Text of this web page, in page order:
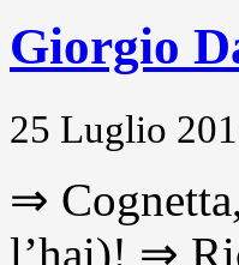
Giorgio
25 Luglio
⇒
l’hai)! ⇒